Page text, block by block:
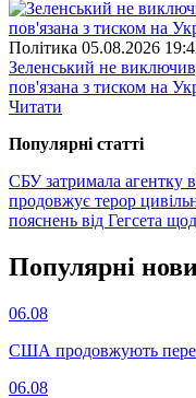
Полiтика 05.08.2026
Зеленський не
пов'язана з тиском на
Читати
Популярнi статтi
СБУ затримала агентку
продовжує терор
пояснень від Гегсета
Популярнi
06.08
США продовжують
06.08